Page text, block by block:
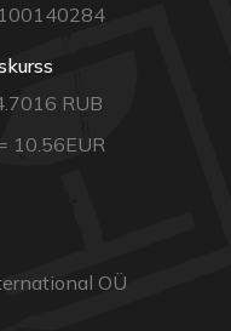
RUB
10.56EUR
OÜ